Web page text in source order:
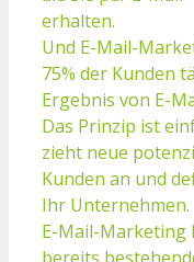
erhalten.
Und E-Mail-
75% der Kunden
Ergebnis von E-
Das Prinzip ist
zieht neue
Kunden an und
Ihr Unternehmen.
E-Mail-